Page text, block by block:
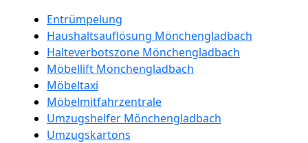
Entrümpelung
Haushaltsauflösung Mönchengladbach
Halteverbotszone Mönchengladbach
Möbellift Mönchengladbach
Möbeltaxi
Möbelmitfahrzentrale
Umzugshelfer Mönchengladbach
Umzugskartons